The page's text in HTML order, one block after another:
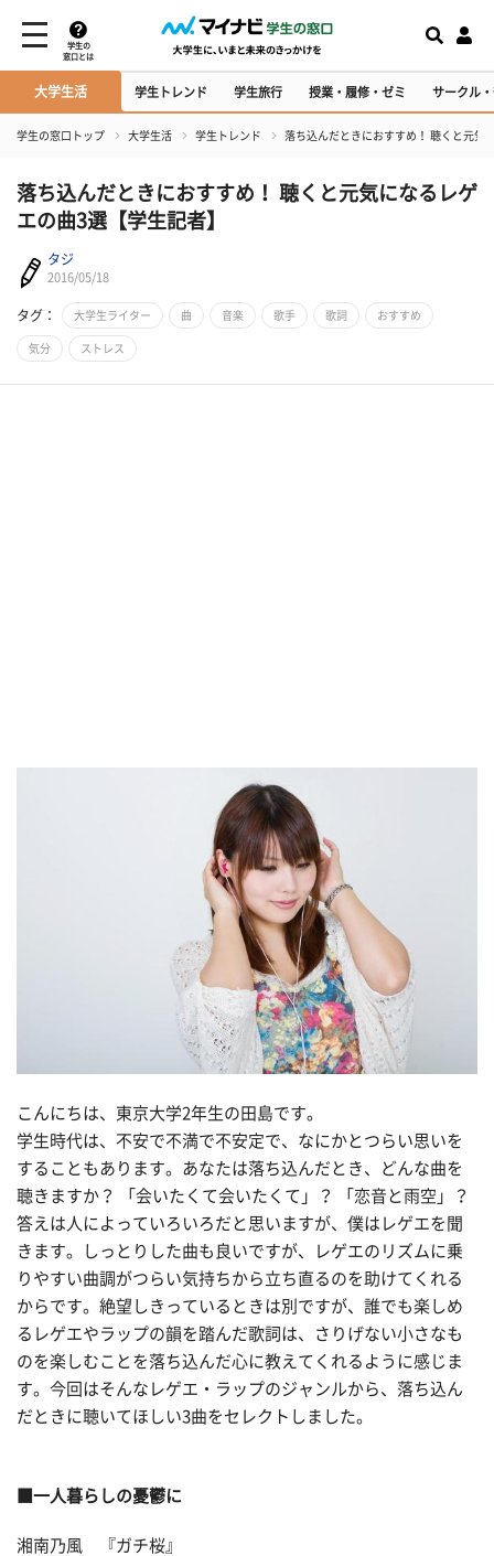
学生の
窓口とは
大学生活 学生トレンド 学生旅行 授業・履修・ゼミ サークル
学生の窓口トップ 大学生活 学生トレンド 落ち込んだときにおすすめ！ 聴くと元気
落ち込んだときにおすすめ！ 聴くと元気になるレゲ
エの曲3選【学生記者】
タジ
2016/05/18
タグ： 大学生ライター 曲 音楽 歌手 歌詞 おすすめ
気分 ストレス
こんにちは、東京大学2年生の田島です。
学生時代は、不安で不満で不安定で、なにかとつらい思いを
することもあります。あなたは落ち込んだとき、どんな曲を
聴きますか？ 「会いたくて会いたくて」？ 「恋音と雨空」？
答えは人によっていろいろだと思いますが、僕はレゲエを聞
きます。しっとりした曲も良いですが、レゲエのリズムに乗
りやすい曲調がつらい気持ちから立ち直るのを助けてくれる
からです。絶望しきっているときは別ですが、誰でも楽しめ
るレゲエやラップの韻を踏んだ歌詞は、さりげない小さなも
のを楽しむことを落ち込んだ心に教えてくれるように感じま
す。今回はそんなレゲエ・ラップのジャンルから、落ち込ん
だときに聴いてほしい3曲をセレクトしました。
■一人暮らしの憂鬱に
湘南乃風 『ガチ桜』